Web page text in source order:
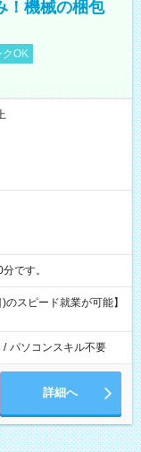
！機械の梱包
クOK
分です。
スピード就業が可能】
/ パソコンスキル不要
詳細へ